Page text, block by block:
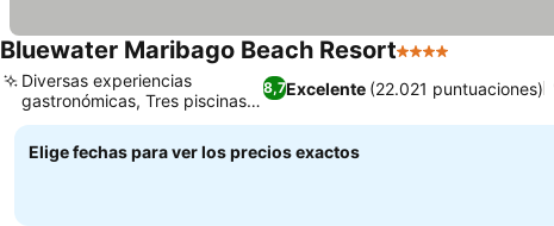
Bluewater Maribago Beach Resort4 Estrellas
8,7Excelente (22.021 puntuaciones)
Diversas experiencias
gastronómicas, Tres piscinas
distintas
Elige fechas para ver los precios exactos